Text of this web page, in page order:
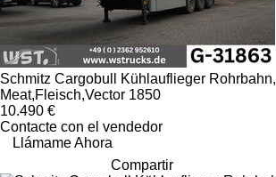
Schmitz Cargobull Kühlauflieger Rohrbahn,
Meat,Fleisch,Vector 1850
10.490 €
Contacte con el vendedor
Llámame Ahora
Compartir